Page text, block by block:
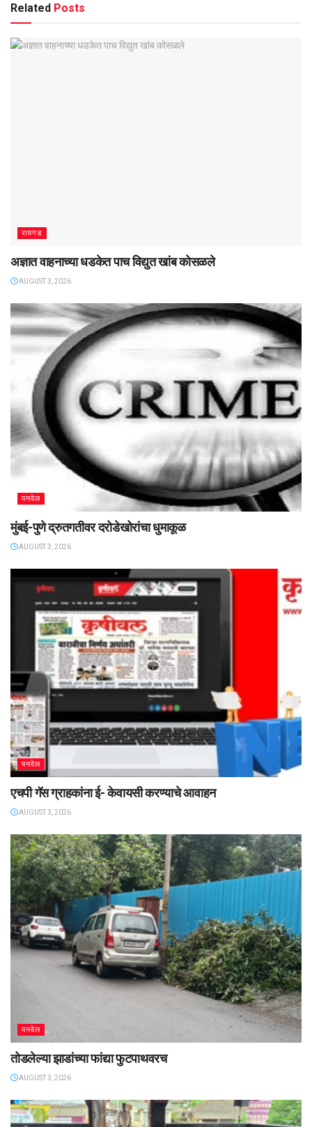
Related Posts
रायगड
अज्ञात वाहनाच्या धडकेत पाच विद्युत खांब कोसळले
AUGUST 3, 2026
पनवेल
मुंबई-पुणे द्रुतगतीवर दरोडेखोरांचा धुमाकूळ
AUGUST 3, 2026
पनवेल
एचपी गॅस ग्राहकांना ई- केवायसी करण्याचे आवाहन
AUGUST 3, 2026
पनवेल
तोडलेल्या झाडांच्या फांद्या फुटपाथवरच
AUGUST 3, 2026